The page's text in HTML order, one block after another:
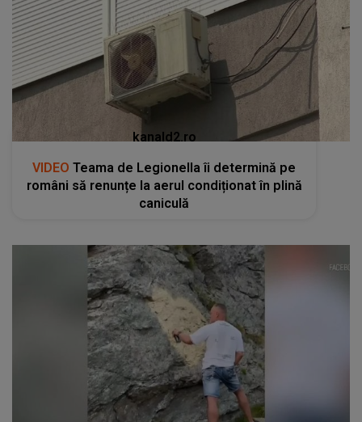
kanald2.ro
VIDEO Teama de Legionella îi determină pe
români să renunțe la aerul condiționat în plină
caniculă